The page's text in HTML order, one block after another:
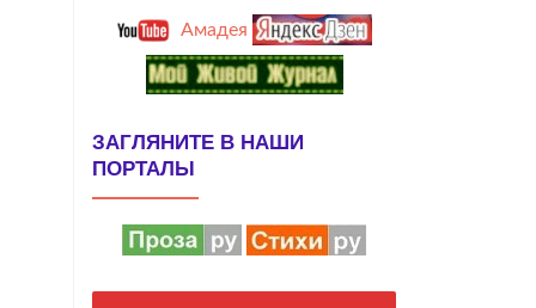
Амадея
ЗАГЛЯНИТЕ В НАШИ
ПОРТАЛЫ